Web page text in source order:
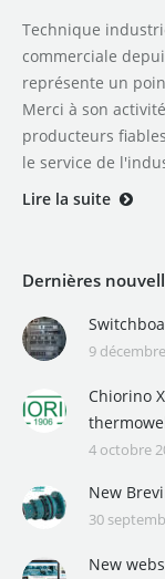
Technique
commerciale
représente un
Merci à son
producteurs
le service de
Lire la suite
Dernières
9
Chiorino
4 octobre
New
30
New